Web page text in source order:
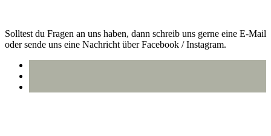
Solltest du Fragen an uns haben, dann schreib uns gerne eine E-Mail
oder sende uns eine Nachricht über Facebook / Instagram.